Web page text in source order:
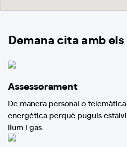
Demana cita amb
Assessorament
De manera personal o
energètica perquè puguis
llum i gas.